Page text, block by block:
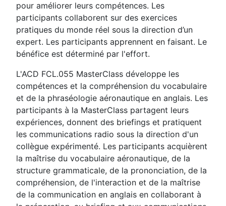
pour améliorer leurs compétences. Les
participants collaborent sur des exercices
pratiques du monde réel sous la direction d’un
expert. Les participants apprennent en faisant. Le
bénéfice est déterminé par l'effort.
L'ACD FCL.055 MasterClass développe les
compétences et la compréhension du vocabulaire
et de la phraséologie aéronautique en anglais. Les
participants à la MasterClass partagent leurs
expériences, donnent des briefings et pratiquent
les communications radio sous la direction d'un
collègue expérimenté. Les participants acquièrent
la maîtrise du vocabulaire aéronautique, de la
structure grammaticale, de la prononciation, de la
compréhension, de l'interaction et de la maîtrise
de la communication en anglais en collaborant à